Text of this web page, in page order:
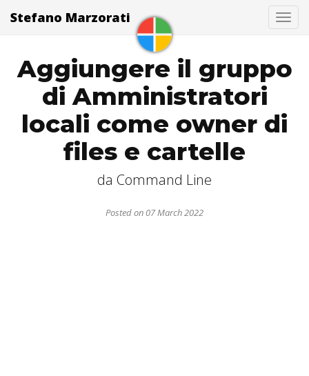
Stefano Marzorati
Aggiungere il gruppo
di Amministratori
locali come owner di
files e cartelle
da Command Line
Posted on 07 March 2022